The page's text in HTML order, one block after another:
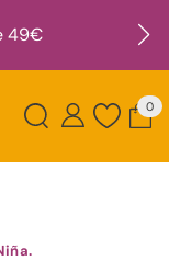
49€
0